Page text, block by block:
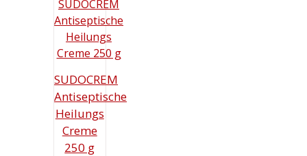
SUDOCREM
Antiseptische
Heilungs
Creme
250 g